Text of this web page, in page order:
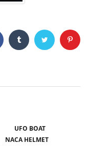
UFO BOAT
NACA HELMET